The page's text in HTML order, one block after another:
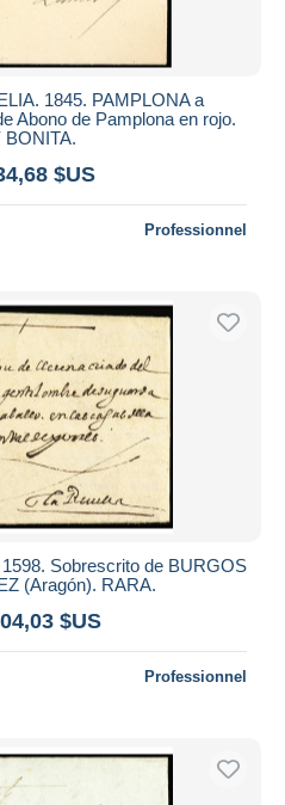
1845. PAMPLONA a
Abono de Pamplona en rojo.
BONITA.
$US
Professionnel
Sobrescrito de BURGOS
(Aragón). RARA.
$US
Professionnel